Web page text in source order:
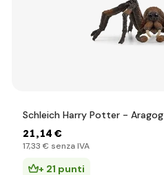
Schleich Harry Potter - Aragog
21,14 €
17,33 € senza IVA
+ 21 punti